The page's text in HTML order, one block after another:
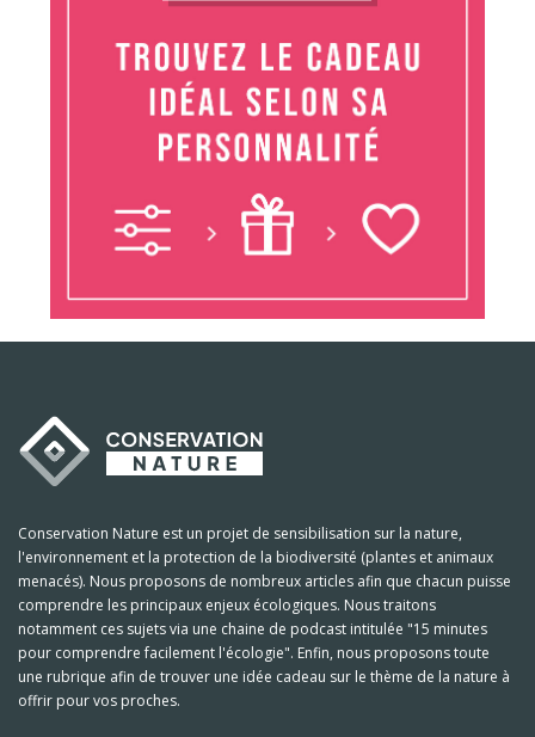
Conservation Nature est un projet de sensibilisation sur la nature,
l'environnement et la protection de la biodiversité (plantes et animaux
menacés). Nous proposons de nombreux articles afin que chacun puisse
comprendre les principaux enjeux écologiques. Nous traitons
notamment ces sujets via une chaine de podcast intitulée "15 minutes
pour comprendre facilement l'écologie". Enfin, nous proposons toute
une rubrique afin de trouver une idée cadeau sur le thème de la nature à
offrir pour vos proches.